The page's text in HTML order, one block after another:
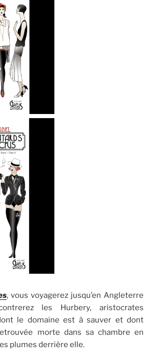
, vous voyagerez jusqu’en Angleterre
les Hurbery, aristocrates
le domaine est à sauver et dont
morte dans sa chambre en
plumes derrière elle.